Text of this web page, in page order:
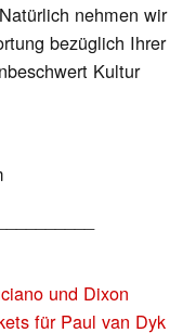
nehmen wir
bezüglich Ihrer
Kultur
und Dixon
für Paul van Dyk